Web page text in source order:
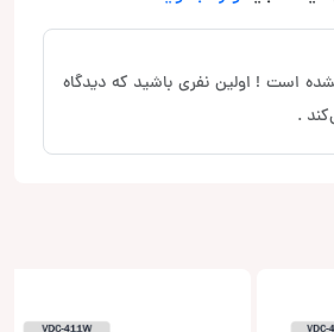
است ! اولین نفری باشید که دیدگاه
.